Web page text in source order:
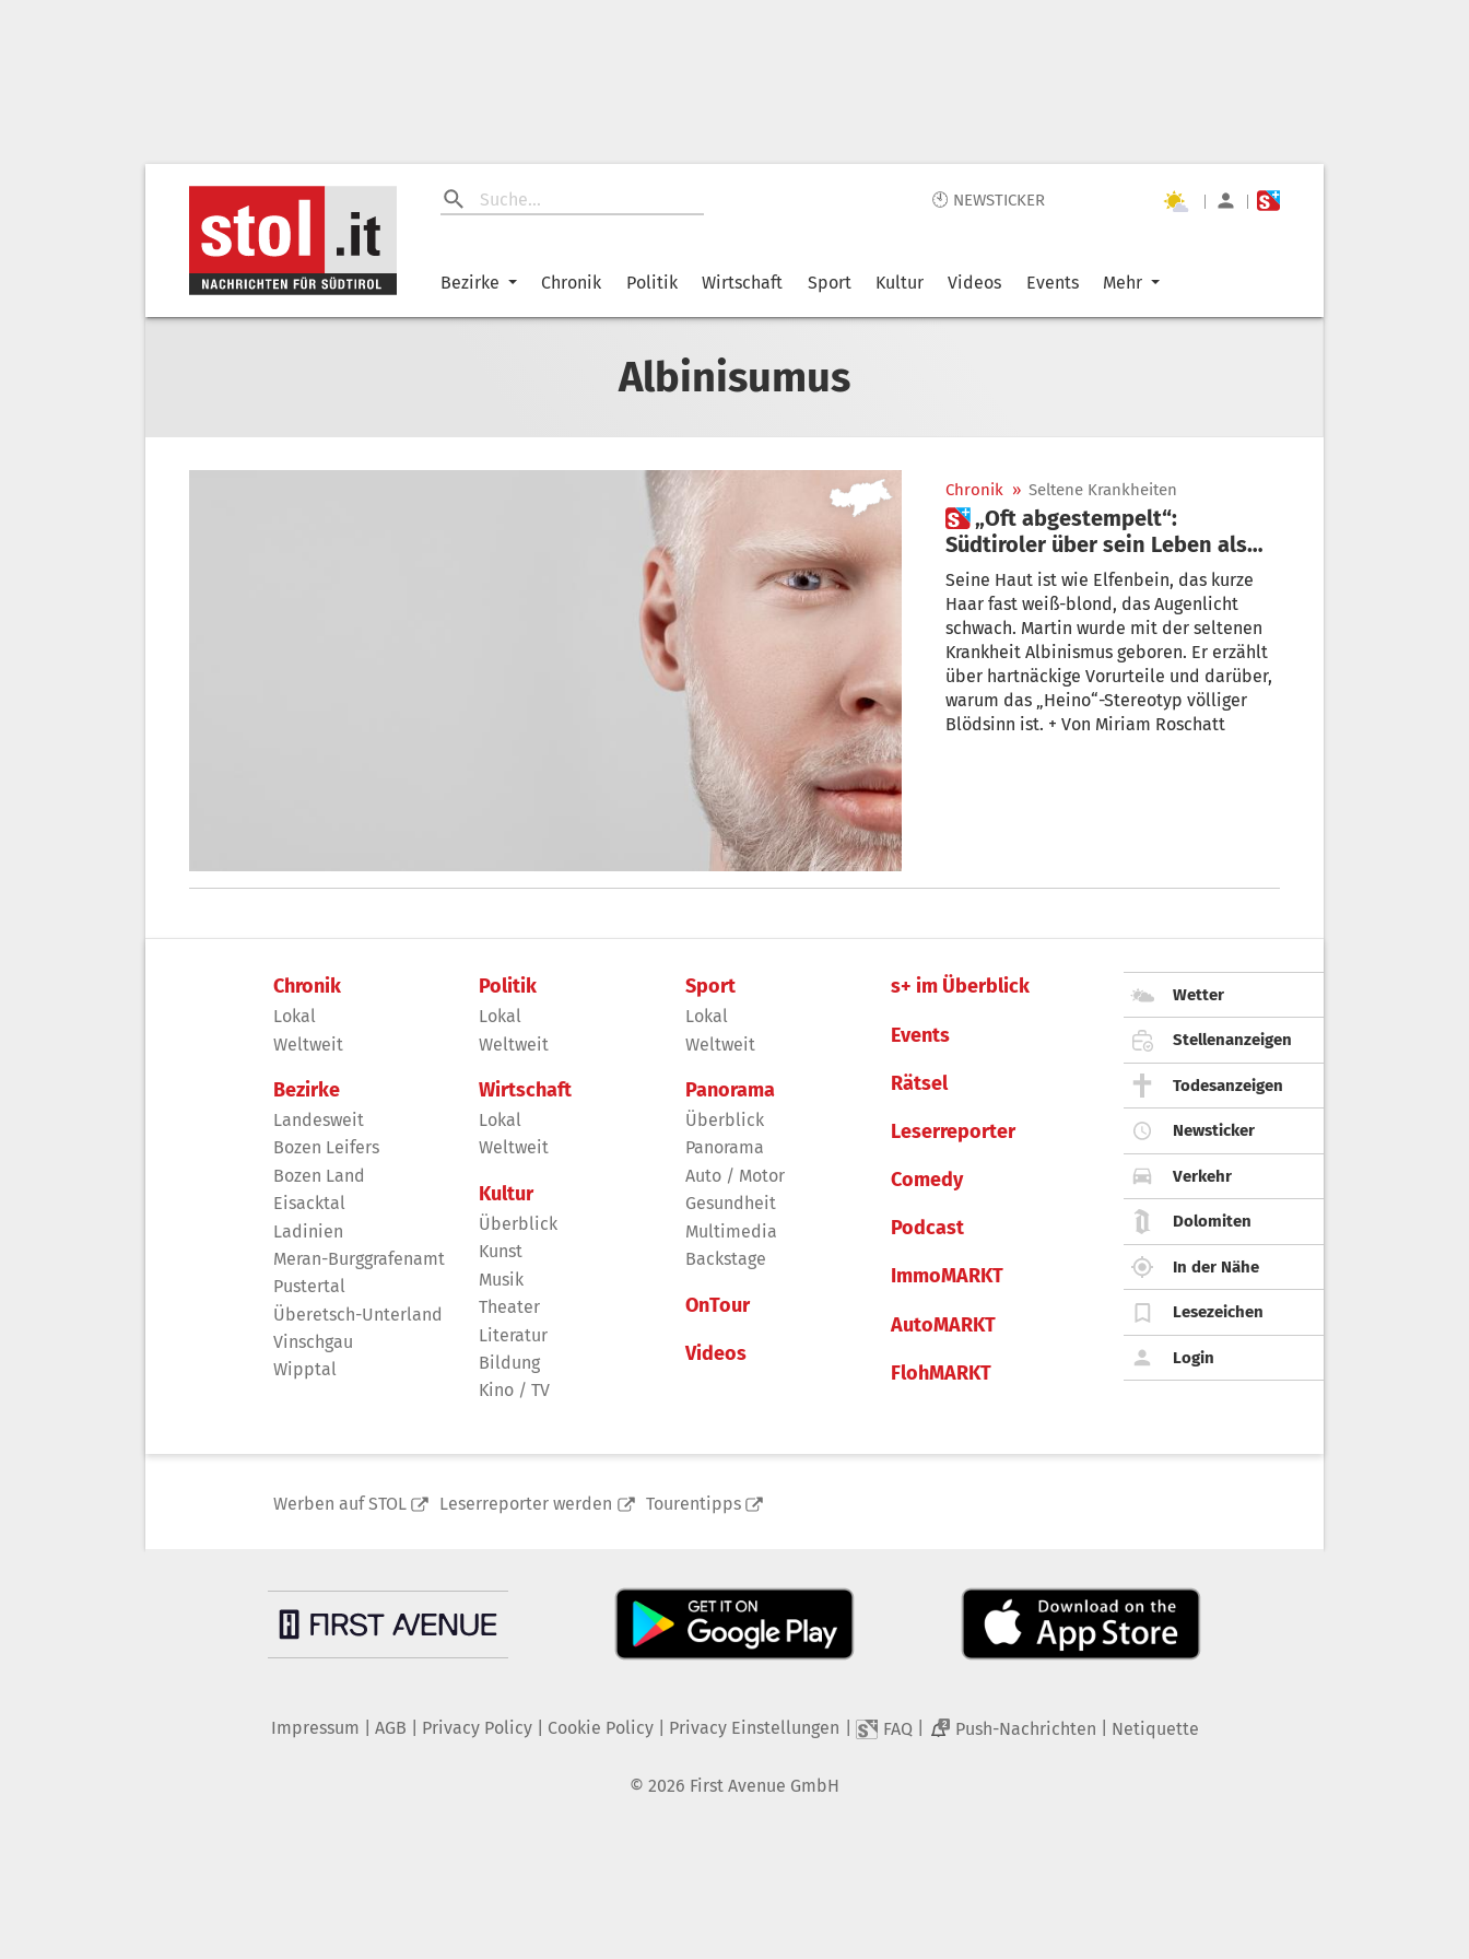
🕙 NEWSTICKER | |
Bezirke Chronik Politik Wirtschaft Sport Kultur Videos Events Mehr
Albinisumus
Chronik » Seltene Krankheiten
 „Oft abgestempelt“:
Südtiroler über sein Leben als
„Albino“
Seine Haut ist wie Elfenbein, das kurze
Haar fast weiß-blond, das Augenlicht
schwach. Martin wurde mit der seltenen
Krankheit Albinismus geboren. Er erzählt
über hartnäckige Vorurteile und darüber,
warum das „Heino“-Stereotyp völliger
Blödsinn ist. + Von Miriam Roschatt
Chronik
Lokal
Weltweit
Bezirke
Landesweit
Bozen Leifers
Bozen Land
Eisacktal
Ladinien
Meran-Burggrafenamt
Pustertal
Überetsch-Unterland
Vinschgau
Wipptal
Politik
Lokal
Weltweit
Wirtschaft
Lokal
Weltweit
Kultur
Überblick
Kunst
Musik
Theater
Literatur
Bildung
Kino / TV
Sport
Lokal
Weltweit
Panorama
Überblick
Panorama
Auto / Motor
Gesundheit
Multimedia
Backstage
OnTour
Videos
s+ im Überblick
Events
Rätsel
Leserreporter
Comedy
Podcast
ImmoMARKT
AutoMARKT
FlohMARKT
Wetter
Stellenanzeigen
Todesanzeigen
Newsticker
Verkehr
Dolomiten
In der Nähe
Lesezeichen
Login
Werben auf STOL Leserreporter werden Tourentipps
Impressum AGB Privacy Policy| Cookie Policy| Privacy Einstellungen FAQ 2 Push-Nachrichten Netiquette
© 2026 First Avenue GmbH